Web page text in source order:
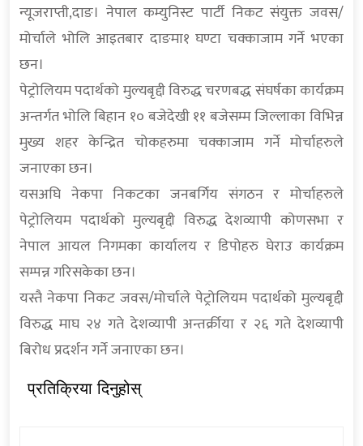
न्यूजराप्ती,दाङ। नेपाल कम्युनिस्ट पार्टी निकट संयुक्त जवस/
मोर्चाले भोलि आइतबार दाङमा१ घण्टा चक्काजाम गर्ने भएका
छन।
पेट्रोलियम पदार्थको मुल्यबृद्दी विरुद्ध चरणबद्ध संघर्षका कार्यक्रम
अन्तर्गत भोलि बिहान १० बजेदेखी ११ बजेसम्म जिल्लाका विभिन्न
मुख्य शहर केन्द्रित चोकहरुमा चक्काजाम गर्ने मोर्चाहरुले
जनाएका छन।
यसअघि नेकपा निकटका जनबर्गिय संगठन र मोर्चाहरुले
पेट्रोलियम पदार्थको मुल्यबृद्दी विरुद्ध देशव्यापी कोणसभा र
नेपाल आयल निगमका कार्यालय र डिपोहरु घेराउ कार्यक्रम
सम्पन्न गरिसकेका छन।
यस्तै नेकपा निकट जवस/मोर्चाले पेट्रोलियम पदार्थको मुल्यबृद्दी
विरुद्ध माघ २४ गते देशव्यापी अन्तर्क्रीया र २६ गते देशव्यापी
बिरोध प्रदर्शन गर्ने जनाएका छन।
प्रतिक्रिया दिनुहोस्